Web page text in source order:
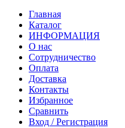
Главная
Каталог
ИНФОРМАЦИЯ
О нас
Сотрудничество
Оплата
Доставка
Контакты
Избранное
Сравнить
Вход / Регистрация